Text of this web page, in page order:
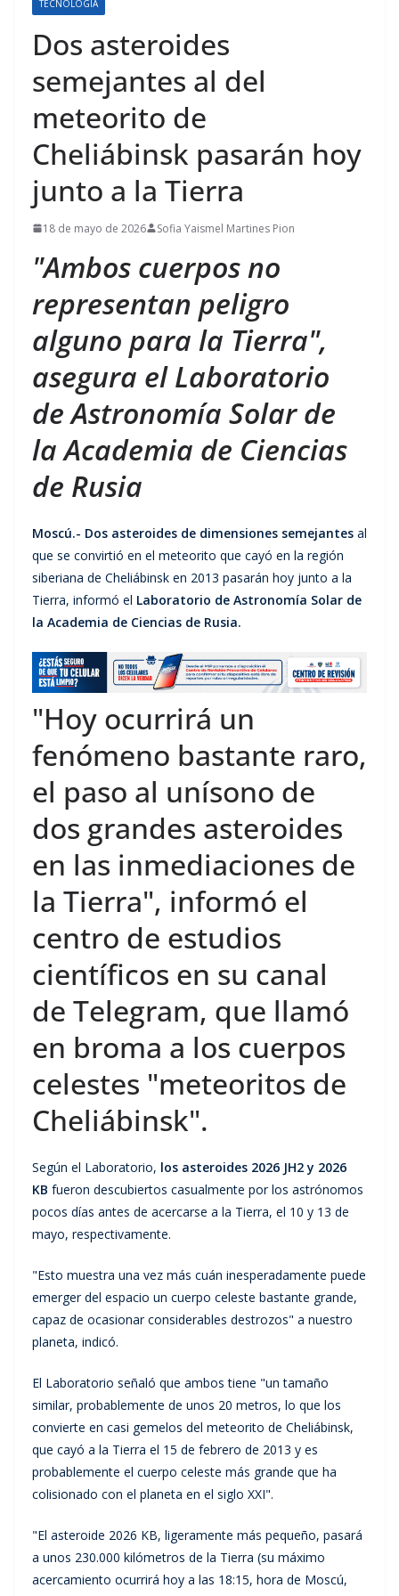
TECNOLOGÍA
Dos asteroides
semejantes al del
meteorito de
Cheliábinsk pasarán hoy
junto a la Tierra
18 de mayo de 2026 Sofia Yaismel Martines Pion
"Ambos cuerpos no
representan peligro
alguno para la Tierra",
asegura el Laboratorio
de Astronomía Solar de
la Academia de Ciencias
de Rusia
Moscú.- Dos asteroides de dimensiones semejantes al
que se convirtió en el meteorito que cayó en la región
siberiana de Cheliábinsk en 2013 pasarán hoy junto a la
Tierra, informó el Laboratorio de Astronomía Solar de
la Academia de Ciencias de Rusia.
"Hoy ocurrirá un
fenómeno bastante raro,
el paso al unísono de
dos grandes asteroides
en las inmediaciones de
la Tierra", informó el
centro de estudios
científicos en su canal
de Telegram, que llamó
en broma a los cuerpos
celestes "meteoritos de
Cheliábinsk".
Según el Laboratorio, los asteroides 2026 JH2 y 2026
KB fueron descubiertos casualmente por los astrónomos
pocos días antes de acercarse a la Tierra, el 10 y 13 de
mayo, respectivamente.
"Esto muestra una vez más cuán inesperadamente puede
emerger del espacio un cuerpo celeste bastante grande,
capaz de ocasionar considerables destrozos" a nuestro
planeta, indicó.
El Laboratorio señaló que ambos tiene "un tamaño
similar, probablemente de unos 20 metros, lo que los
convierte en casi gemelos del meteorito de Cheliábinsk,
que cayó a la Tierra el 15 de febrero de 2013 y es
probablemente el cuerpo celeste más grande que ha
colisionado con el planeta en el siglo XXI".
"El asteroide 2026 KB, ligeramente más pequeño, pasará
a unos 230.000 kilómetros de la Tierra (su máximo
acercamiento ocurrirá hoy a las 18:15, hora de Moscú,